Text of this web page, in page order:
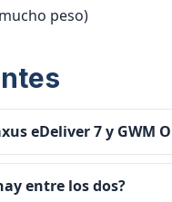
peso)
eDeliver 7 y GWM
entre los dos?